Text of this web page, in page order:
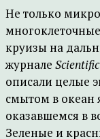
Не только
круизы на
журнале
описали целые
смытом в океан
оказавшемся в
Зеленые и